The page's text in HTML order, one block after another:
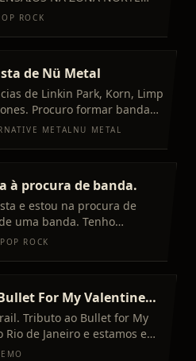
LEVAMOS COMO
ROCK
de Nü Metal
de Linkin Park, Korn, Limp
Procuro formar banda
Metal com intenção de
METAL NU METAL
à procura de banda.
e estou na procura de
uma banda. Tenho
Blues, Rock Progressivo,
POP ROCK
For My Valentine
e Guitarrista
Tributo ao Bullet for My
Rio de Janeiro e estamos em
que tenha domínio de
EMO